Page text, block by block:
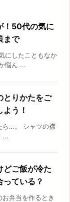
！50代の気に
まで
にしたこともなか
悩ん ...
とりかたをご
う！
ら…。 シャツの襟
...
どご飯が冷た
っている？
弁当を作るとき